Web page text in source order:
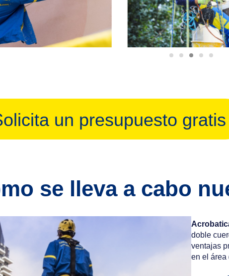
un presupuesto gratis
se lleva a cabo
doble
ventajas
en el área